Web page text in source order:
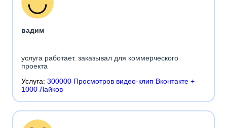
вадим
услуга работает. заказывал для коммерческого
проекта
Услуга: 300000 Просмотров видео-клип Вконтакте +
1000 Лайков